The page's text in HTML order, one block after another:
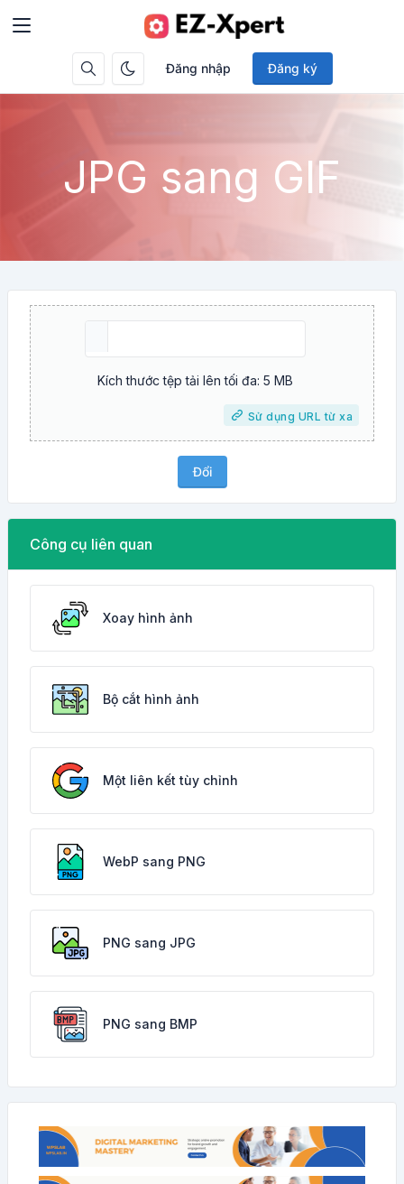
Đăng nhập Đăng ký
JPG sang GIF
Kích thước tệp tải lên tối đa: 5 MB
Sử dụng URL từ xa
Đổi
Công cụ liên quan
Xoay hình ảnh
Bộ cắt hình ảnh
Một liên kết tùy chỉnh
WebP sang PNG
PNG sang JPG
PNG sang BMP